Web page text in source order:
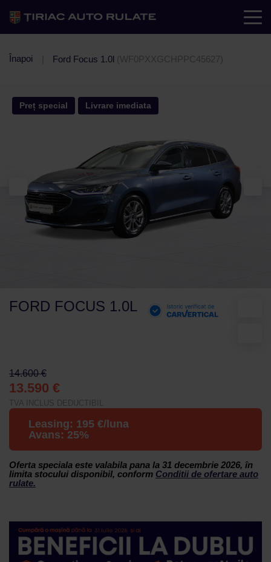
Înapoi Ford Focus 1.0l (WF0PXXGCHPPC45627)
Preț special Livrare imediata
FORD FOCUS 1.0L
14.600 €
13.590 €
TVA INCLUS DEDUCTIBIL
Leasing: 195 €/luna
Avans: 25%
Oferta speciala este valabila pana la 31 decembrie 2026, în
limita stocului disponibil, conform Conditii de ofertare auto
rulate.